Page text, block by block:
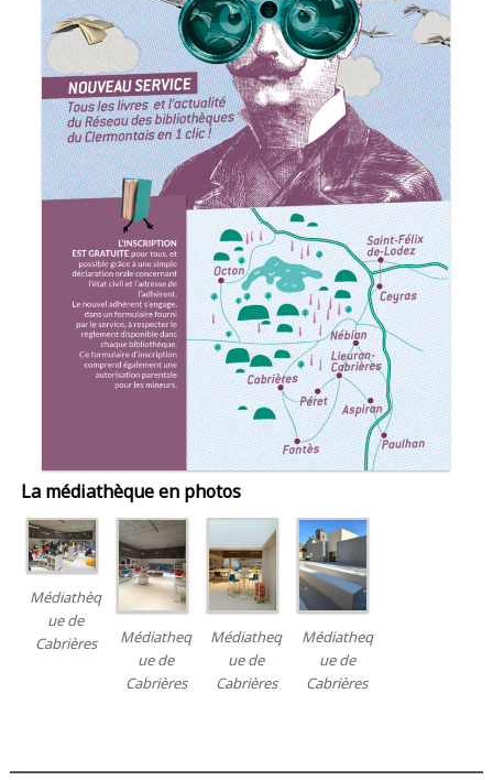
La médiathèque en photos
Médiathèq
ue de
Cabrières
Médiatheq
ue de
Cabrières
Médiatheq
ue de
Cabrières
Médiatheq
ue de
Cabrières